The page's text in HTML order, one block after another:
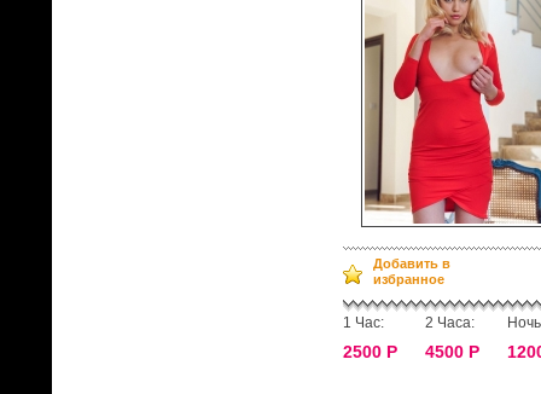
Добавить в
избранное
1 Час:
2500 Р
2 Часа:
4500 Р